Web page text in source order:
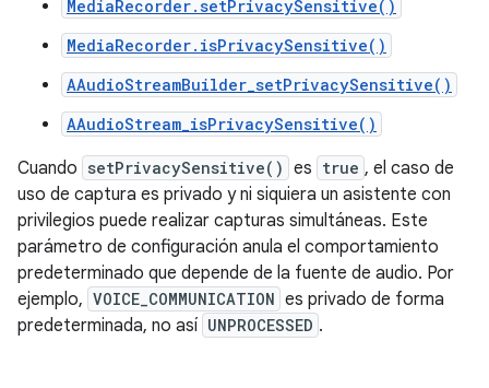
MediaRecorder.setPrivacySensitive()
MediaRecorder.isPrivacySensitive()
AAudioStreamBuilder_setPrivacySensitive()
AAudioStream_isPrivacySensitive()
Cuando setPrivacySensitive() es true , el caso de
uso de captura es privado y ni siquiera un asistente con
privilegios puede realizar capturas simultáneas. Este
parámetro de configuración anula el comportamiento
predeterminado que depende de la fuente de audio. Por
ejemplo, VOICE_COMMUNICATION es privado de forma
predeterminada, no así UNPROCESSED .